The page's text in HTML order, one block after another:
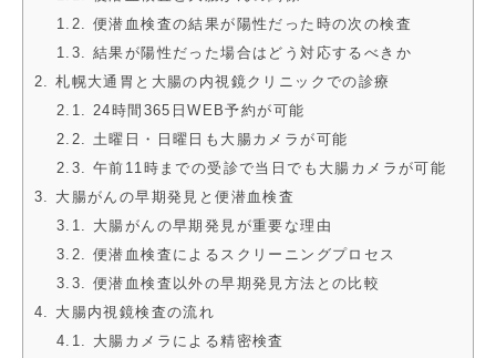
1.2. 便潜血検査の結果が陽性だった時の次の検査
1.3. 結果が陽性だった場合はどう対応するべきか
2. 札幌大通胃と大腸の内視鏡クリニックでの診療
2.1. 24時間365日WEB予約が可能
2.2. 土曜日・日曜日も大腸カメラが可能
2.3. 午前11時までの受診で当日でも大腸カメラが可能
3. 大腸がんの早期発見と便潜血検査
3.1. 大腸がんの早期発見が重要な理由
3.2. 便潜血検査によるスクリーニングプロセス
3.3. 便潜血検査以外の早期発見方法との比較
4. 大腸内視鏡検査の流れ
4.1. 大腸カメラによる精密検査